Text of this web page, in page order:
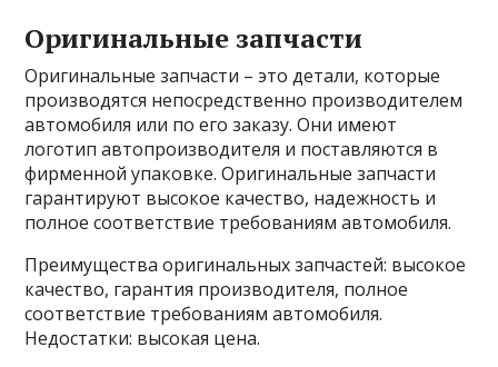
Оригинальные запчасти
Оригинальные запчасти – это детали, которые
производятся непосредственно производителем
автомобиля или по его заказу. Они имеют
логотип автопроизводителя и поставляются в
фирменной упаковке. Оригинальные запчасти
гарантируют высокое качество, надежность и
полное соответствие требованиям автомобиля.
Преимущества оригинальных запчастей: высокое
качество, гарантия производителя, полное
соответствие требованиям автомобиля.
Недостатки: высокая цена.